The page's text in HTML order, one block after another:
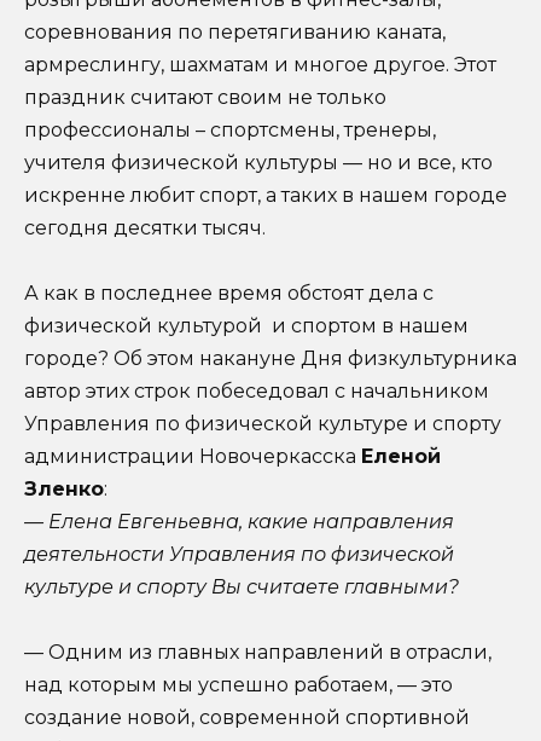
соревнования по перетягиванию каната,
армреслингу, шахматам и многое другое. Этот
праздник считают своим не только
профессионалы – спортсмены, тренеры,
учителя физической культуры — но и все, кто
искренне любит спорт, а таких в нашем городе
сегодня десятки тысяч.
А как в последнее время обстоят дела с
физической культурой и спортом в нашем
городе? Об этом накануне Дня физкультурника
автор этих строк побеседовал с начальником
Управления по физической культуре и спорту
администрации Новочеркасска Еленой
Зленко:
— Елена Евгеньевна, какие направления
деятельности Управления по физической
культуре и спорту Вы считаете главными?
— Одним из главных направлений в отрасли,
над которым мы успешно работаем, — это
создание новой, современной спортивной